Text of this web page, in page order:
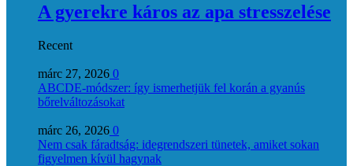
A gyerekre káros az apa stresszelése
Recent
márc 27, 2026 0
ABCDE‑módszer: így ismerhetjük fel korán a gyanús
bőrelváltozásokat
márc 26, 2026 0
Nem csak fáradtság: idegrendszeri tünetek, amiket sokan
figyelmen kívül hagynak